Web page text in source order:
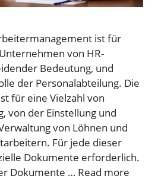
ist für
von HR-
Bedeutung, und
der Personalabteilung. Die
für eine Vielzahl von
von der Einstellung und
von Löhnen und
Für jede dieser
Dokumente erforderlich.
Dokumente … Read more